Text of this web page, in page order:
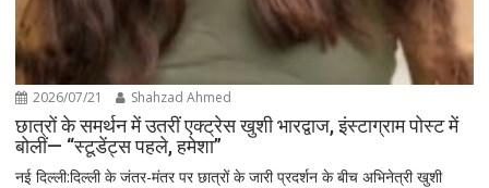
2026/07/21 Shahzad Ahmed
छात्रों के समर्थन में उतरीं एक्ट्रेस खुशी भारद्वाज, इंस्टाग्राम पोस्ट में
बोलीं— “स्टूडेंट्स पहले, हमेशा”
नई दिल्ली:दिल्ली के जंतर-मंतर पर छात्रों के जारी प्रदर्शन के बीच अभिनेत्री खुशी